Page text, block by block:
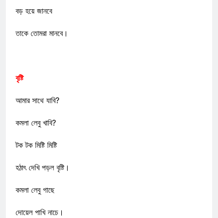
বড় হয়ে জানবে
তাকে তোমরা মানবে।
বৃষ্টি
আমার সাথে যাবি?
কমলা লেবু খাবি?
টক টক মিষ্টি মিষ্টি
হঠাৎ দেখি পড়ল বৃষ্টি।
কমলা লেবু গাছে
দোয়েল পাখি নাচে।